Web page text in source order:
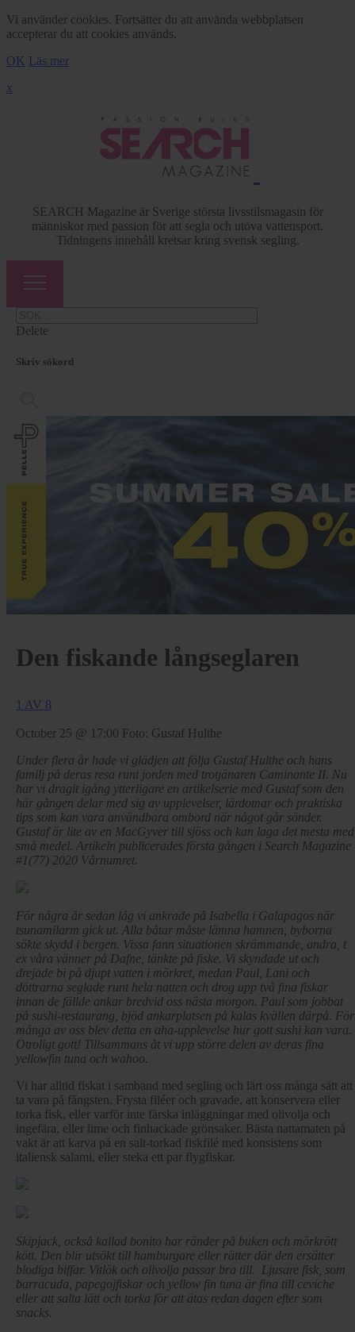
Vi använder cookies. Fortsätter du att använda webbplatsen
accepterar du att cookies används.
OK Läs mer
x
SEARCH Magazine är Sverige största livsstilsmagasin för
människor med passion för att segla och utöva vattensport.
Tidningens innehåll kretsar kring svensk segling.
Delete
Skriv sökord
Den fiskande långseglaren
1 AV 8
October 25 @ 17:00 Foto: Gustaf Hulthe
Under flera år hade vi glädjen att följa Gustaf Hulthe och hans
familj på deras resa runt jorden med trotjänaren Caminante II. Nu
har vi dragit igång ytterligare en artikelserie med Gustaf som den
här gången delar med sig av upplevelser, lärdomar och praktiska
tips som kan vara användbara ombord när något går sönder.
Gustaf är lite av en MacGyver till sjöss och kan laga det mesta med
små medel. Artikeln publicerades första gången i Search Magazine
#1(77) 2020 Vårnumret.
För några år sedan låg vi ankrade på Isabella i Galapagos när
tsunamilarm gick ut. Alla båtar måste lämna hamnen, byborna
sökte skydd i bergen. Vissa fann situationen skrämmande, andra, t
ex våra vänner på Dafne, tänkte på fiske. Vi skyndade ut och
drejade bi på djupt vatten i mörkret, medan Paul, Lani och
döttrarna seglade runt hela natten och drog upp två fina fiskar
innan de fällde ankar bredvid oss nästa morgon. Paul som jobbat
på sushi-restaurang, bjöd ankarplatsen på kalas kvällen därpå. För
många av oss blev detta en aha-upplevelse hur gott sushi kan vara.
Otroligt gott! Tillsammans åt vi upp större delen av deras fina
yellowfin tuna och wahoo.
Vi har alltid fiskat i samband med segling och lärt oss många sätt att
ta vara på fångsten. Frysta filéer och gravade, att konservera eller
torka fisk, eller varför inte färska inläggningar med olivolja och
ingefära, eller lime och finhackade grönsaker. Bästa nattamaten på
vakt är att karva på en salt-torkad fiskfilé med konsistens som
italiensk salami, eller steka ett par flygfiskar.
Skipjack, också kallad bonito har ränder på buken och mörkrött
kött. Den blir utsökt till hamburgare eller rätter där den ersätter
blodiga biffar. Vitlök och olivolja passar bra till. Ljusare fisk, som
barracuda, papegojfiskar och yellow fin tuna är fina till ceviche
eller att salta lätt och torka för att ätas redan dagen efter som
snacks.